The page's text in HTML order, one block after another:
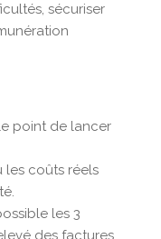
sécuriser
point de lancer
les coûts réels
les 3
des factures